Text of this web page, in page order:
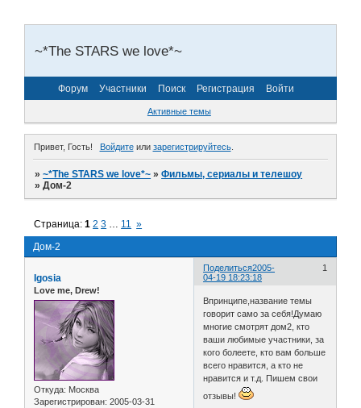
~*The STARS we love*~
Форум Участники Поиск Регистрация Войти
Активные темы
Привет, Гость! Войдитеили зарегистрируйтесь.
»~*The STARS we love*~ »Фильмы, сериалы и телешоу
»Дом-2
Дом-2
Страница:1 2 3 … 11 »
Поделиться 1
2005-
04-19 18:23:18
Igosia
Love me, Drew!
Откуда: Москва
Зарегистрирован: 2005-03-31
Впринципе,название темы
говорит само за себя!Думаю
многие смотрят дом2, кто
ваши любимые участники, за
кого болеете, кто вам больше
всего нравится, а кто не
нравится и т.д. Пишем свои
отзывы!